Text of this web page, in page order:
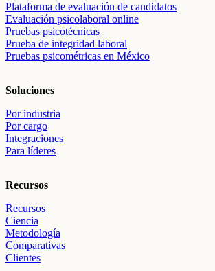
Plataforma de evaluación de candidatos
Evaluación psicolaboral online
Pruebas psicotécnicas
Prueba de integridad laboral
Pruebas psicométricas en México
Soluciones
Por industria
Por cargo
Integraciones
Para líderes
Recursos
Recursos
Ciencia
Metodología
Comparativas
Clientes